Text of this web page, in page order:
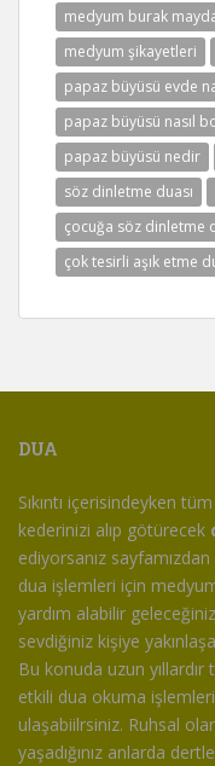
medyum burak
medyum şikayetleri
papaz büyüsü evde
papaz büyüsü nasıl
papaz büyüsü nedir
söz dinletme duası
çocuğa söz dinletme
çok tesirli aşık etme
DUA
Sıkıntı içerisindeyken
kederinizi alıp götürecek
ediyorsanız
dua işlemleri için
yardım alabilir
sevdiğiniz kişiye
Bu konuda uzun
etkili dua okuma
ulaşabiilrsiniz. Ruhsal
yaşadığınız anlarda